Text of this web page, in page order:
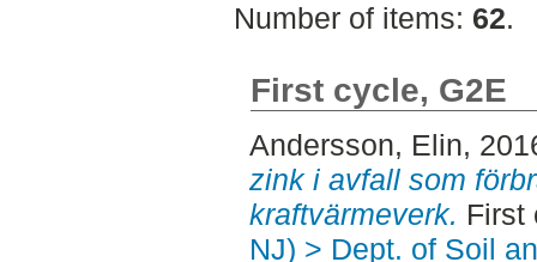
Number of items: 62.
First cycle, G2E
Andersson, Elin,
zink i avfall som
kraftvärmeverk. First
NJ) > Dept. of Soil